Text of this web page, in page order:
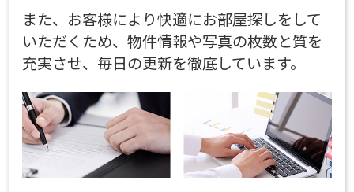
また、お客様により快適にお部屋探しをして
いただくため、物件情報や写真の枚数と質を
充実させ、毎日の更新を徹底しています。